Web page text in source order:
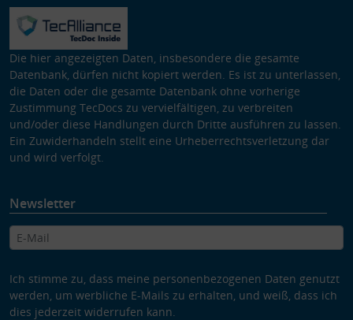
Die hier angezeigten Daten, insbesondere die gesamte
Datenbank, dürfen nicht kopiert werden. Es ist zu unterlassen,
die Daten oder die gesamte Datenbank ohne vorherige
Zustimmung TecDocs zu vervielfältigen, zu verbreiten
und/oder diese Handlungen durch Dritte ausführen zu lassen.
Ein Zuwiderhandeln stellt eine Urheberrechtsverletzung dar
und wird verfolgt.
Newsletter
Ich stimme zu, dass meine personenbezogenen Daten genutzt
werden, um werbliche E-Mails zu erhalten, und weiß, dass ich
dies jederzeit widerrufen kann.